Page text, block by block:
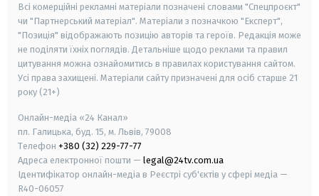
Всі комерційні рекламні матеріали позначені словами "Спецпроєкт"
чи "Партнерський матеріал". Матеріали з позначкою "Експерт",
"Позиція" відображають позицію авторів та героїв. Редакція може
не поділяти їхніх поглядів. Детальніше щодо реклами та правил
цитування можна ознайомитись в правилах користування сайтом.
Усі права захищені. Матеріали сайту призначені для осіб старше 21
року (21+)
Онлайн-медіа «24 Канал»
пл. Галицька, буд. 15, м. Львів, 79008
Телефон +380 (32) 229-77-77
Адреса електронної пошти — legal@24tv.com.ua
Ідентифікатор онлайн-медіа в Реєстрі суб'єктів у сфері медіа —
R40-06057